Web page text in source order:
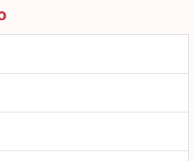
assim. Aproveite